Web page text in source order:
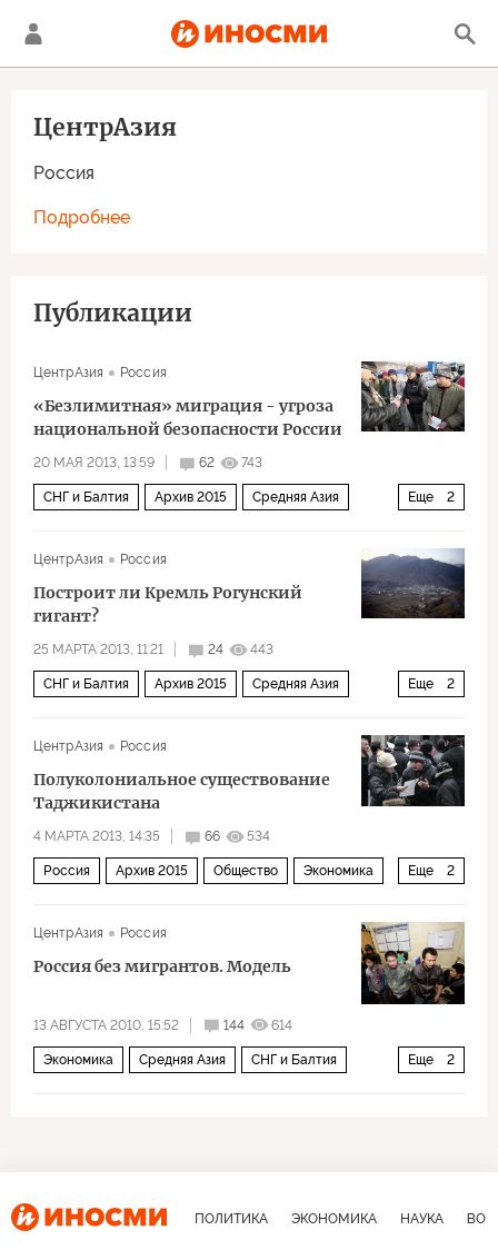
Россия
ЦентрАзия
Подробнее
Публикации
ЦентрАзия Россия
«Безлимитная» миграция - угроза
национальной безопасности России
20 МАЯ 2013, 13:59 62 743
Еще 2
СНГ и Балтия Архив 2015 Средняя Азия
ЦентрАзия
Россия
Построит ли Кремль Рогунский
гигант?
25 МАРТА 2013, 11:21 24 443
Еще 2
СНГ и Балтия Архив 2015 Средняя Азия
ЦентрАзия
Россия
Полуколониальное существование
Таджикистана
4 МАРТА 2013, 14:35 66 534
Еще 2
Россия Архив 2015 Общество Экономика
ЦентрАзия
Россия
Россия без мигрантов. Модель
13 АВГУСТА 2010, 15:52 144 614
Еще 2
Экономика Средняя Азия СНГ и Балтия
ПОЛИТИКА ЭКОНОМИКА НАУКА